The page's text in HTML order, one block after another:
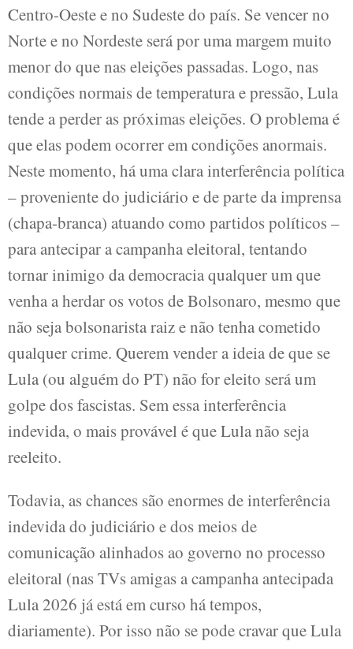
Centro-Oeste e no Sudeste do país. Se vencer no
Norte e no Nordeste será por uma margem muito
menor do que nas eleições passadas. Logo, nas
condições normais de temperatura e pressão, Lula
tende a perder as próximas eleições. O problema é
que elas podem ocorrer em condições anormais.
Neste momento, há uma clara interferência política
– proveniente do judiciário e de parte da imprensa
(chapa-branca) atuando como partidos políticos –
para antecipar a campanha eleitoral, tentando
tornar inimigo da democracia qualquer um que
venha a herdar os votos de Bolsonaro, mesmo que
não seja bolsonarista raiz e não tenha cometido
qualquer crime. Querem vender a ideia de que se
Lula (ou alguém do PT) não for eleito será um
golpe dos fascistas. Sem essa interferência
indevida, o mais provável é que Lula não seja
reeleito.
Todavia, as chances são enormes de interferência
indevida do judiciário e dos meios de
comunicação alinhados ao governo no processo
eleitoral (nas TVs amigas a campanha antecipada
Lula 2026 já está em curso há tempos,
diariamente). Por isso não se pode cravar que Lula